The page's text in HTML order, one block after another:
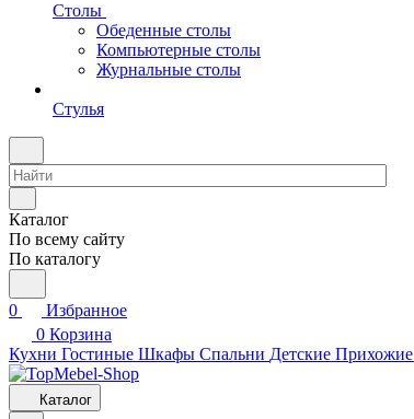
Столы
Обеденные столы
Компьютерные столы
Журнальные столы
Стулья
Каталог
По всему сайту
По каталогу
0
Избранное
0 Корзина
Кухни Гостиные Шкафы Спальни Детские Прихожие
Каталог